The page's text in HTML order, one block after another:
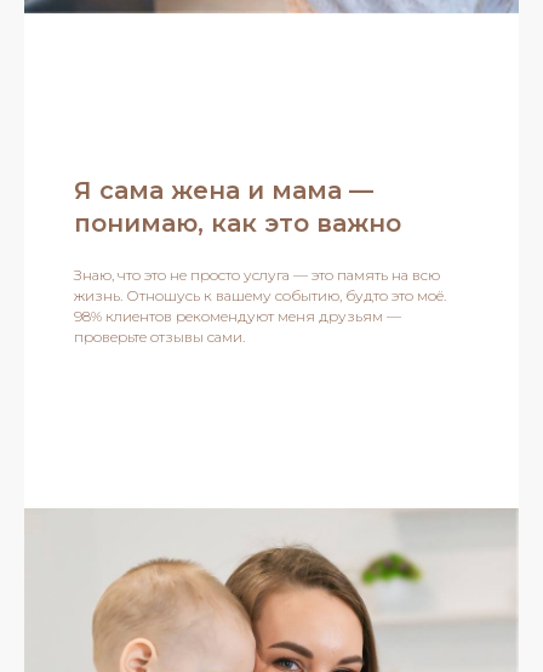
Я сама жена и мама —
понимаю, как это важно
Знаю, что это не просто услуга — это память на всю
жизнь. Отношусь к вашему событию, будто это моё.
98% клиентов рекомендуют меня друзьям —
проверьте отзывы сами.